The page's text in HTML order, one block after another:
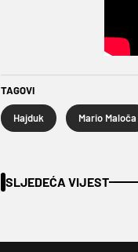
TAGOVI
Hajduk Mario Maloča
SLJEDEĆA VIJEST